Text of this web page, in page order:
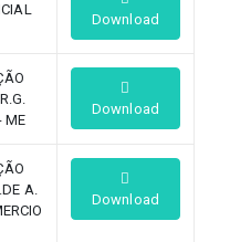
Download
ME
Download
A.
Download